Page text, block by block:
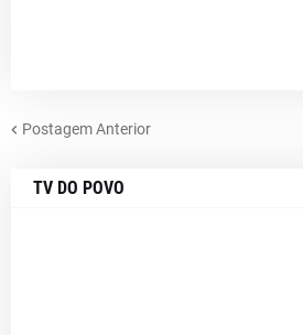
Postagem Anterior
TV DO POVO